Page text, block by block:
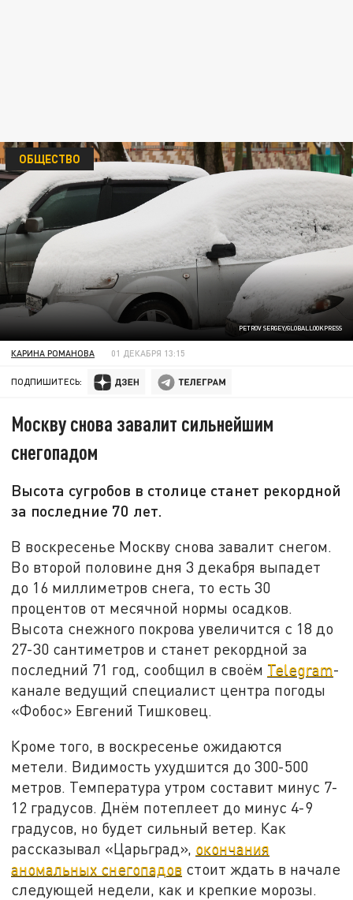
PETROV SERGEY/GLOBALLOOKPRESS
ОБЩЕСТВО
КАРИНА РОМАНОВА 01 ДЕКАБРЯ 13:15
ПОДПИШИТЕСЬ:
Москву снова завалит сильнейшим
снегопадом
Высота сугробов в столице станет рекордной
за последние 70 лет.
В воскресенье Москву снова завалит снегом.
Во второй половине дня 3 декабря выпадет
до 16 миллиметров снега, то есть 30
процентов от месячной нормы осадков.
Высота снежного покрова увеличится с 18 до
27-30 сантиметров и станет рекордной за
последний 71 год, сообщил в своём Telegram-
канале ведущий специалист центра погоды
«Фобос» Евгений Тишковец.
Кроме того, в воскресенье ожидаются
метели. Видимость ухудшится до 300-500
метров. Температура утром составит минус 7-
12 градусов. Днём потеплеет до минус 4-9
градусов, но будет сильный ветер. Как
рассказывал «Царьград», окончания
аномальных снегопадов стоит ждать в начале
следующей недели, как и крепкие морозы.